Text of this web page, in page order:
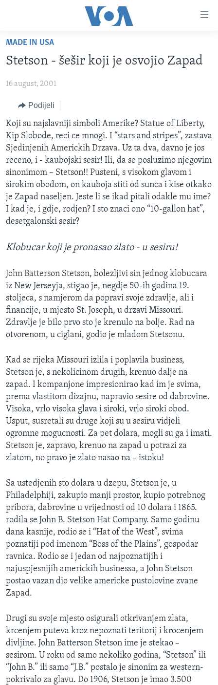
glavni
sadržaj
na
navigaciju
Idi
na
pretragu
FOTOGRAFIJE DANA
VIJESTI
SJEDINJENE AMERIČKE DRŽAVE
BOSNA I HERCEGOVINA
SVIJET
NAUKA I TEHNOLOGIJA
SPECIJALNI PROJEKTI
KORUPCIJA
SLOBODA MEDIJA
ŽENSKA STRANA
IZBJEGLIČKA STRANA
MAGAZIN
O GLASU AMERIKE
Learning English
PRATITE NAS
MADE IN USA
Stetson - šešir koji je osvojio Zapad
16 august, 2001
Podijeli
Koji su najslavniji simboli Amerike? Statue of Liberty,
Kip Slobode, reci ce mnogi. I “stars and stripes”, zastava
Sjedinjenih Americkih Drzava. Uz ta dva, davno je jos
receno, i - kaubojski sesir! Ili, da se posluzimo njegovim
sinonimom – Stetson!! Pusteni, s visokom glavom i
sirokim obodom, on kauboja stiti od sunca i kise otkako
je Zapad naseljen. Jeste li se ikad pitali odakle mu ime?
I kad je, i gdje, rodjen? I sto znaci ono “10-gallon hat”,
desetgalonski sesir?
Klobucar koji je pronasao zlato - u sesiru!
John Batterson Stetson, bolezljivi sin jednog klobucara
iz New Jerseyja, stigao je, negdje 50-ih godina 19.
stoljeca, s namjerom da popravi svoje zdravlje, ali i
financije, u mjesto St. Joseph, u drzavi Missouri.
Zdravlje je bilo prvo sto je krenulo na bolje. Rad na
otvorenom, u ciglani, godio je mladom Stetsonu.
Kad se rijeka Missouri izlila i poplavila business,
Stetson je, s nekolicinom drugih, krenuo dalje na
zapad. I kompanjone impresionirao kad im je svima,
prema vlastitom dizajnu, napravio sesire od dabrovine.
Visoka, vrlo visoka glava i siroki, vrlo siroki obod.
Usput, susretali su druge koji su u sesiru vidjeli
ogromne mogucnosti. Za pet dolara, mogli su ga i imati.
Stetson je, zapravo, krenuo na zapad u potrazi za
zlatom, no pravo je zlato nasao na – istoku!
Sa ustedjenih sto dolara u dzepu, Stetson je, u
Philadelphiji, zakupio manji prostor, kupio potrebnog
pribora, dabrovine u vrijednosti od 10 dolara i 1865.
rodila se John B. Stetson Hat Company. Samo godinu
dana kasnije, rodio se i “Hat of the West”, svima
poznatiji pod imenom “Boss of the Plains”, gospodar
ravnica. Rodio se i jedan od najpoznatijih i
najuspjesnijih americkih businessa, a John Stetson
postao vazan dio velike americke pustolovine zvane
Zapad.
Drugi su svoje mjesto osigurali otkrivanjem zlata,
krcenjem puteva kroz nepoznati teritorij i krocenjem
divljine. John Batterson Stetson ime je stekao –
sesirom. U roku od samo nekoliko godina, “Stetson” ili
“John B.” ili samo “J.B.” postalo je sinonim za western-
pokrivalo za glavu. Do 1906, Stetson je imao 3.500